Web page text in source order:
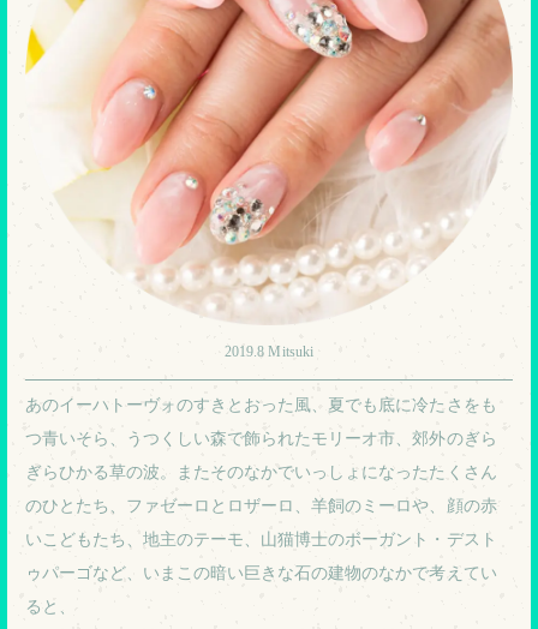
2019.8 Mitsuki
あのイーハトーヴォのすきとおった風、夏でも底に冷たさをも
つ青いそら、うつくしい森で飾られたモリーオ市、郊外のぎら
ぎらひかる草の波。またそのなかでいっしょになったたくさん
のひとたち、ファゼーロとロザーロ、羊飼のミーロや、顔の赤
いこどもたち、地主のテーモ、山猫博士のボーガント・デスト
ゥパーゴなど、いまこの暗い巨きな石の建物のなかで考えてい
ると、